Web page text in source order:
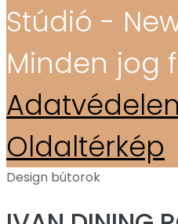
Stúdió -
Minden jog
Oldaltérkép
Design bútorok